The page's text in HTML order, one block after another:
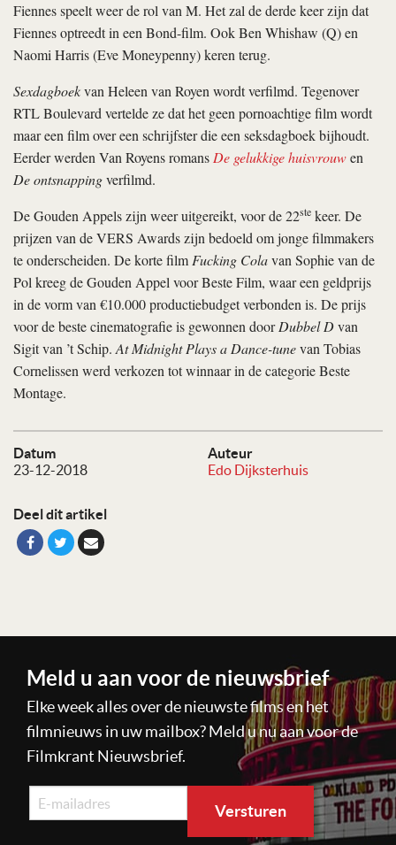
Datum
23-12-2018
Auteur
Edo Dijksterhuis
Deel dit artikel
Fiennes speelt weer de rol van M. Het zal de derde keer zijn dat
Fiennes optreedt in een Bond-film. Ook Ben Whishaw (Q) en
Naomi Harris (Eve Moneypenny) keren terug.
Sexdagboekvan Heleen van Royen wordt verfilmd. Tegenover
RTL Boulevard vertelde ze dat het geen pornoachtige film wordt
maar een film over een schrijfster die een seksdagboek bijhoudt.
Eerder werden Van Royens romansDe gelukkige huisvrouwen
De ontsnappingverfilmd.
De Gouden Appels zijn weer uitgereikt, voor de 22ste keer. De
prijzen van de VERS Awards zijn bedoeld om jonge filmmakers
te onderscheiden. De korte filmFucking Colavan Sophie van de
Pol kreeg de Gouden Appel voor Beste Film, waar een geldprijs
in de vorm van €10.000 productiebudget verbonden is. De prijs
voor de beste cinematografie is gewonnen doorDubbel Dvan
Sigit van ’t Schip.At Midnight Plays a Dance-tunevan Tobias
Cornelissen werd verkozen tot winnaar in de categorie Beste
Montage.
Meld u aan voor de nieuwsbrief
Elke week alles over de nieuwste films en het
filmnieuws in uw mailbox? Meld u nu aan voor de
Filmkrant Nieuwsbrief.